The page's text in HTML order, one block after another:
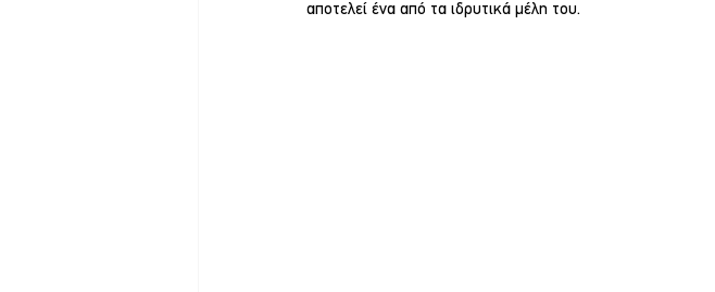
αποτελεί ένα από τα ιδρυτικά μέλη του.